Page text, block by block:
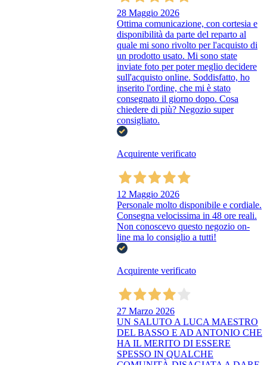
28 Maggio 2026
Ottima comunicazione, con cortesia e
disponibilità da parte del reparto al
quale mi sono rivolto per l'acquisto di
un prodotto usato. Mi sono state
inviate foto per poter meglio decidere
sull'acquisto online. Soddisfatto, ho
inserito l'ordine, che mi è stato
consegnato il giorno dopo. Cosa
chiedere di più? Negozio super
consigliato.
Acquirente verificato
12 Maggio 2026
Personale molto disponibile e cordiale.
Consegna velocissima in 48 ore reali.
Non conoscevo questo negozio on-
line ma lo consiglio a tutti!
Acquirente verificato
27 Marzo 2026
UN SALUTO A LUCA MAESTRO
DEL BASSO E AD ANTONIO CHE
HA IL MERITO DI ESSERE
SPESSO IN QUALCHE